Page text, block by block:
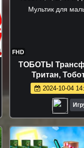
FHD
ТОБОТЫ
Тритан,
Динозавры.
2024-10-04